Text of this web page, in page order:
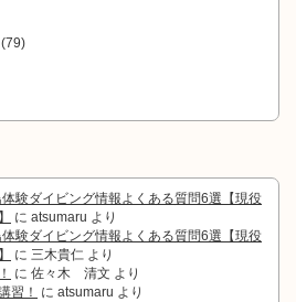
(79)
体験ダイビング情報よくある質問6選【現役
に atsumaru より
体験ダイビング情報よくある質問6選【現役
に 三木貴仁 より
に 佐々木 清文 より
習！
に atsumaru より